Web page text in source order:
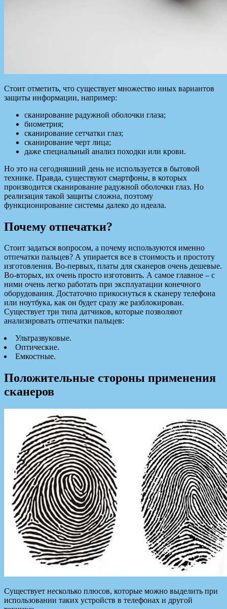
Стоит отметить, что существует множество иных вариантов
защиты информации, например:
сканирование радужной оболочки глаза;
биометрия;
сканирование сетчатки глаз;
сканирование черт лица;
даже специальный анализ походки или крови.
Но это на сегодняшний день не используется в бытовой
технике. Правда, существуют смартфоны, в которых
производится сканирование радужной оболочки глаз. Но
реализация такой защиты сложна, поэтому
функционирование системы далеко до идеала.
Почему отпечатки?
Стоит задаться вопросом, а почему используются именно
отпечатки пальцев? А упирается все в стоимость и простоту
изготовления. Во-первых, платы для сканеров очень дешевые.
Во-вторых, их очень просто изготовить. А самое главное – с
ними очень легко работать при эксплуатации конечного
оборудования. Достаточно прикоснуться к сканеру телефона
или ноутбука, как он будет сразу же разблокирован.
Существует три типа датчиков, которые позволяют
анализировать отпечатки пальцев:
Ультразвуковые.
Оптические.
Емкостные.
Положительные стороны применения
сканеров
Существует несколько плюсов, которые можно выделить при
использовании таких устройств в телефонах и другой